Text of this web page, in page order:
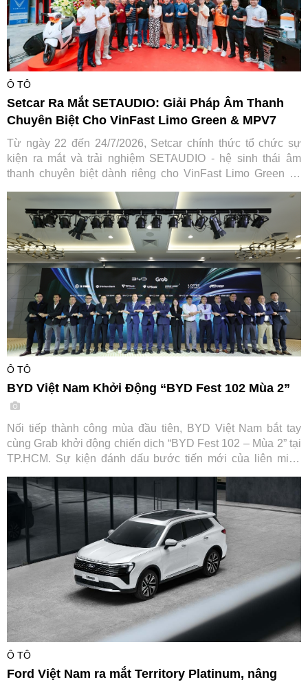
Ô TÔ
Setcar Ra Mắt SETAUDIO: Giải Pháp Âm Thanh
Chuyên Biệt Cho VinFast Limo Green & MPV7
Từ ngày 22 đến 24/7/2026, Setcar chính thức tổ chức sự
kiện ra mắt và trải nghiệm SETAUDIO - hệ sinh thái âm
thanh chuyên biệt dành riêng cho VinFast Limo Green và
cũ đổi mới" tiết kiệm tới 7,2 triệu đồng.
Ô TÔ
BYD Việt Nam Khởi Động “BYD Fest 102 Mùa 2”
Nối tiếp thành công mùa đầu tiên, BYD Việt Nam bắt tay
cùng Grab khởi động chiến dịch “BYD Fest 102 – Mùa 2” tại
TP.HCM. Sự kiện đánh dấu bước tiến mới của liên minh
đẩy chuyển đổi xanh cho ngành vận tải dịch vụ tại Việt Nam.
Ô TÔ
Ford Việt Nam ra mắt Territory Platinum, nâng